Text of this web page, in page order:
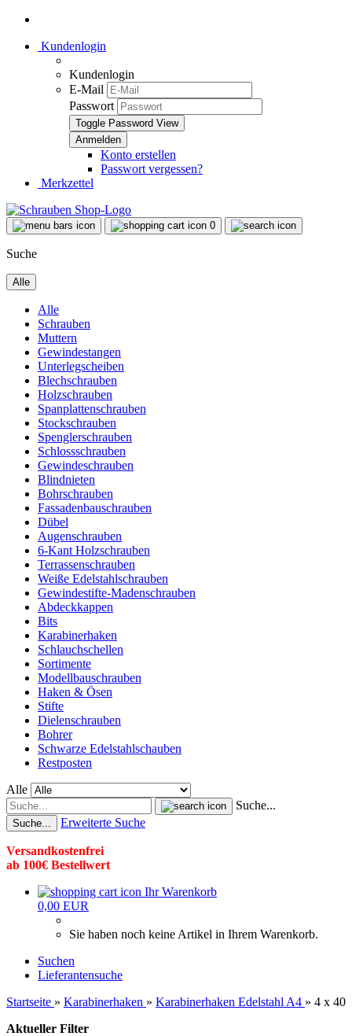
Kundenlogin
Kundenlogin
E-Mail
Passwort
Toggle Password View
Konto erstellen
Passwort vergessen?
Merkzettel
0
Suche
Alle
Alle
Schrauben
Muttern
Gewindestangen
Unterlegscheiben
Blechschrauben
Holzschrauben
Spanplattenschrauben
Stockschrauben
Spenglerschrauben
Schlossschrauben
Gewindeschrauben
Blindnieten
Bohrschrauben
Fassadenbauschrauben
Dübel
Augenschrauben
6-Kant Holzschrauben
Terrassenschrauben
Weiße Edelstahlschrauben
Gewindestifte-Madenschrauben
Abdeckkappen
Bits
Karabinerhaken
Schlauchschellen
Sortimente
Modellbauschrauben
Haken & Ösen
Stifte
Dielenschrauben
Bohrer
Schwarze Edelstahlschauben
Restposten
Alle
Suche...
Suche... Erweiterte Suche
Versandkostenfrei
ab 100€ Bestellwert
Ihr Warenkorb
0,00 EUR
Sie haben noch keine Artikel in Ihrem Warenkorb.
Suchen
Lieferantensuche
Startseite » Karabinerhaken » Karabinerhaken Edelstahl A4 » 4 x 40
Aktueller Filter